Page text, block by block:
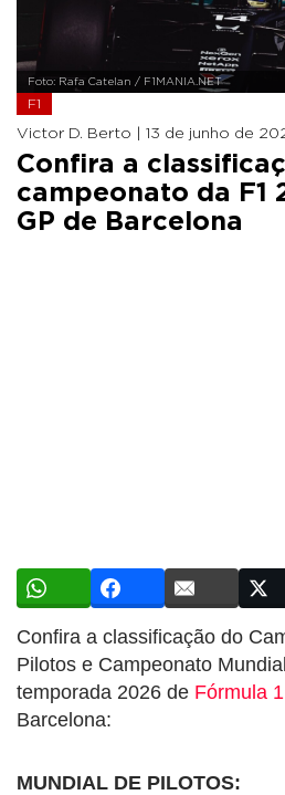
Foto: Rafa Catelan / F1MANIA.NET
F1
Victor D. Berto | 13 de junho de
Confira a
campeonato da F1
GP de Barcelona
Confira a classificação do
Pilotos e Campeonato
temporada 2026 de Fórmula 1
Barcelona:
MUNDIAL DE PILOTOS: